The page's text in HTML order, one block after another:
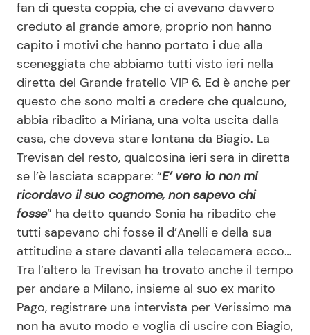
Festività Ricette per Bambini
Seguici
Info
Chi siamo
Disclaimer e Privacy
Redazione
Contattaci
Pubblicità
Privacy Policy
fan di questa coppia, che ci avevano davvero
creduto al grande amore, proprio non hanno
capito i motivi che hanno portato i due alla
sceneggiata che abbiamo tutti visto ieri nella
diretta del Grande fratello VIP 6. Ed è anche per
questo che sono molti a credere che qualcuno,
abbia ribadito a Miriana, una volta uscita dalla
casa, che doveva stare lontana da Biagio. La
Trevisan del resto, qualcosina ieri sera in diretta
se l’è lasciata scappare: “E’ vero io non mi
ricordavo il suo cognome, non sapevo chi
fosse” ha detto quando Sonia ha ribadito che
tutti sapevano chi fosse il d’Anelli e della sua
attitudine a stare davanti alla telecamera ecco…
Tra l’altero la Trevisan ha trovato anche il tempo
per andare a Milano, insieme al suo ex marito
Pago, registrare una intervista per Verissimo ma
non ha avuto modo e voglia di uscire con Biagio,